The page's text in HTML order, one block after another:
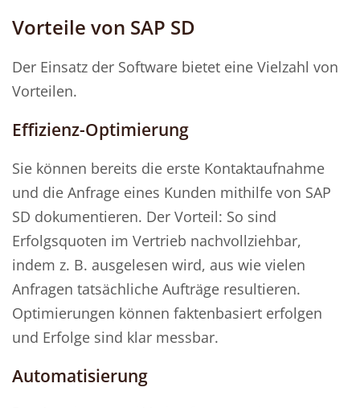
Vorteile von SAP SD
Der Einsatz der Software bietet eine Vielzahl von
Vorteilen.
Effizienz-Optimierung
Sie können bereits die erste Kontaktaufnahme
und die Anfrage eines Kunden mithilfe von SAP
SD dokumentieren. Der Vorteil: So sind
Erfolgsquoten im Vertrieb nachvollziehbar,
indem z. B. ausgelesen wird, aus wie vielen
Anfragen tatsächliche Aufträge resultieren.
Optimierungen können faktenbasiert erfolgen
und Erfolge sind klar messbar.
Automatisierung